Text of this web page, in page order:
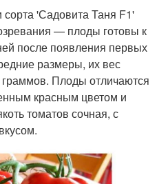
'Садовита Таня F1'
— плоды готовы к
после появления первых
размеры, их вес
граммов. Плоды отличаются
красным цветом и
томатов сочная, с